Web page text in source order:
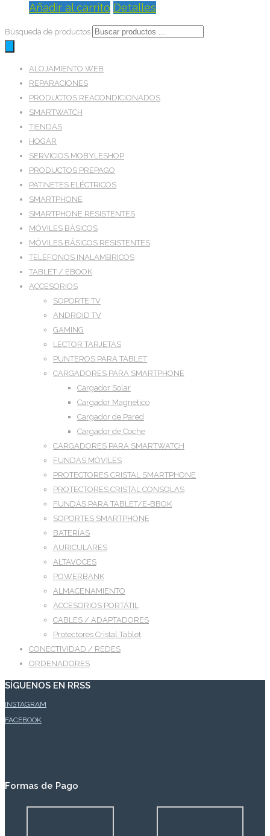
Añadir al carrito Detalles
Búsqueda de productos
ALOJAMIENTO WEB
REPARACIONES
PRODUCTOS REACONDICIONADOS
SMARTWATCH
TIENDAS
HOGAR
SERVICIOS MOBYLESHOP
PRODUCTOS PREPAGO
PATINETES ELÉCTRICOS
SMARTPHONE
SMARTPHONE RESISTENTES
MÓVILES BÁSICOS
MÓVILES BÁSICOS RESISTENTES
TELEFONOS INALAMBRICOS
TABLET / EBOOK
ACCESORIOS
SOPORTE TV
ANDROID TV
GAMING
LECTOR TARJETAS
PUNTEROS PARA TABLET
CARGADORES PARA SMARTPHONE
Cargador Solar
Cargador Magnetico
Cargador de Pared
Cargador de Coche
CARGADORES PARA SMARTWATCH
FUNDAS MÓVILES
PROTECTORES CRISTAL SMARTPHONE
PROTECTORES CRISTAL CONSOLAS
FUNDAS PARA TABLET/E-BBOK
SOPORTES SMARTPHONE
BATERÍAS
AURICULARES
ALTAVOCES
POWERBANK
ALMACENAMIENTO
ACCESORIOS PORTÁTIL
CABLES / ADAPTADORES
Protectores Cristal Tablet
CONECTIVIDAD / REDES
ORDENADORES
SÍGUENOS EN RRSS
INSTAGRAM
FACEBOOK
Formas de Pago